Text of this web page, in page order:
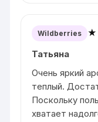
Wildberries
Татьяна
Очень яркий
теплый.
Поскольку
хватает